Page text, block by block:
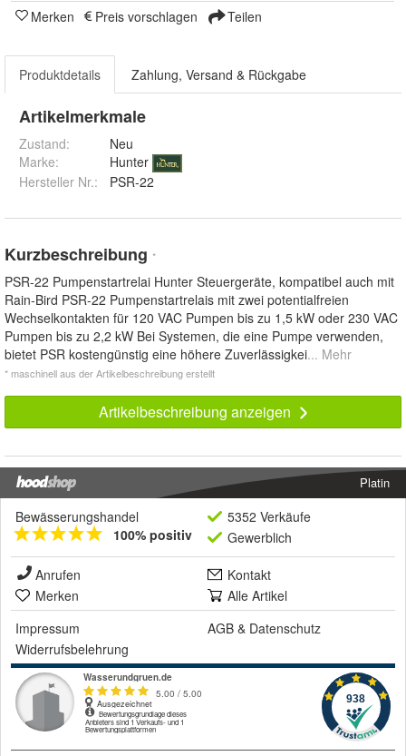
Merken Preis vorschlagen Teilen
Produktdetails Zahlung, Versand & Rückgabe
Artikelmerkmale
Zustand:
Neu
Marke:
Hunter
Hersteller Nr.:
PSR-22
Kurzbeschreibung *
PSR-22 Pumpenstartrelai Hunter Steuergeräte, kompatibel auch mit
Rain-Bird PSR-22 Pumpenstartrelais mit zwei potentialfreien
Wechselkontakten für 120 VAC Pumpen bis zu 1,5 kW oder 230 VAC
Pumpen bis zu 2,2 kW Bei Systemen, die eine Pumpe verwenden,
bietet PSR kostengünstig eine höhere Zuverlässigkei... Mehr
* maschinell aus der Artikelbeschreibung erstellt
Artikelbeschreibung anzeigen
Platin
Bewässerungshandel
100% positiv
5352 Verkäufe
Gewerblich
Anrufen
Kontakt
Merken
Alle Artikel
Impressum
AGB & Datenschutz
Widerrufsbelehrung